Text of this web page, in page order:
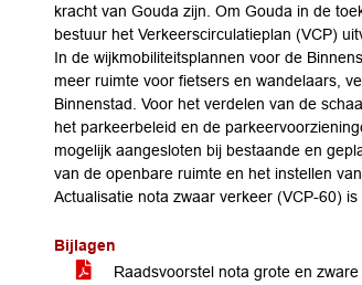
kracht van Gouda zijn. Om Gouda in de
bestuur het Verkeerscirculatieplan (VCP)
In de wijkmobiliteitsplannen voor de
meer ruimte voor fietsers en wandelaars,
Binnenstad. Voor het verdelen van de
het parkeerbeleid en de
mogelijk aangesloten bij bestaande en
van de openbare ruimte en het instellen
Actualisatie nota zwaar verkeer (VCP-60)
Bijlagen
Raadsvoorstel nota grote en